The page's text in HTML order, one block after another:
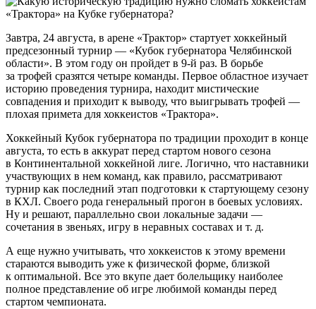
Завтра, 24 августа, в арене «Трактор» стартует хоккейный
предсезонный турнир — «Кубок губернатора Челябинской
области». В этом году он пройдет в 9-й раз. В борьбе
за трофей сразятся четыре команды. Первое областное изучает
историю проведения турнира, находит мистические
совпадения и приходит к выводу, что выигрывать трофей —
плохая примета для хоккеистов «Трактора».
Хоккейный Кубок губернатора по традиции проходит в конце
августа, то есть в аккурат перед стартом нового сезона
в Континентальной хоккейной лиге. Логично, что наставники
участвующих в нем команд, как правило, рассматривают
турнир как последний этап подготовки к стартующему сезону
в КХЛ. Своего рода генеральный прогон в боевых условиях.
Ну и решают, параллельно свои локальные задачи —
сочетания в звеньях, игру в неравных составах и т. д.
А еще нужно учитывать, что хоккеистов к этому времени
стараются выводить уже к физической форме, близкой
к оптимальной. Все это вкупе дает болельщику наиболее
полное представление об игре любимой команды перед
стартом чемпионата.